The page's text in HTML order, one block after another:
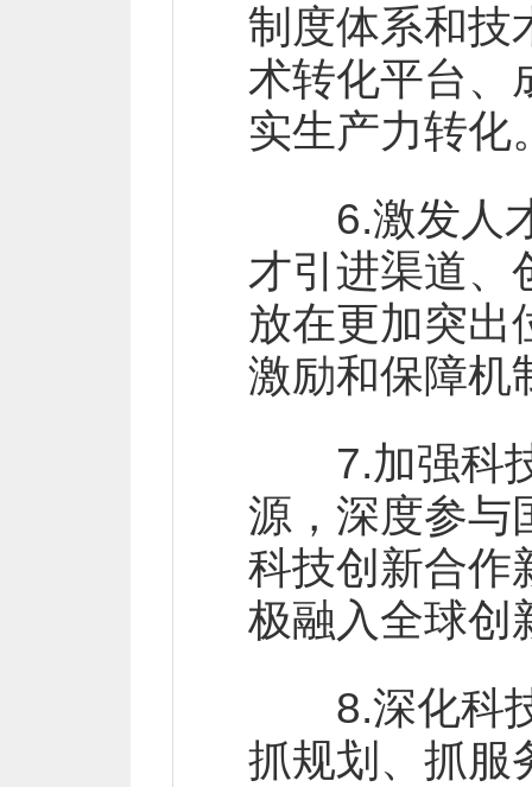
制度体系和技
术转化平台、
实生产力转化
6.激发人才
才引进渠道、
放在更加突出
激励和保障机
7.加强科技
源，深度参与
科技创新合作
极融入全球创
8.深化科技
抓规划、抓服